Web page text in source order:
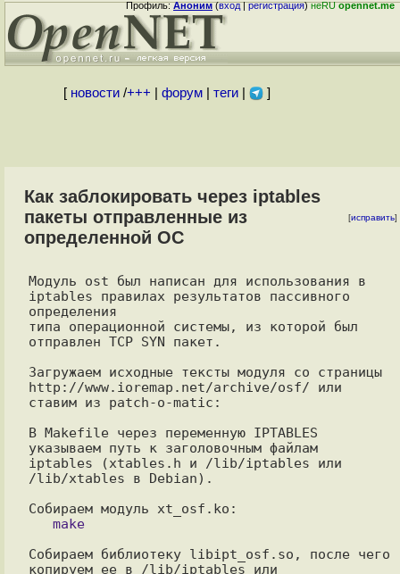
Профиль:Аноним(вход|регистрация)неRUopennet.me
[ новости/+++ форум| теги| ]
Как заблокировать через iptables
пакеты отправленные из
определенной ОС
[исправить]
Модуль ost был написан для использования в
iptables правилах результатов пассивного
определения
типа операционной системы, из которой был
отправлен TCP SYN пакет.
Загружаем исходные тексты модуля со страницы
http://www.ioremap.net/archive/osf/ или
ставим из patch-o-matic:
В Makefile через переменную IPTABLES
указываем путь к заголовочным файлам
iptables (xtables.h и /lib/iptables или
/lib/xtables в Debian).
Собираем библиотеку libipt_osf.so, после чего
копируем ее в /lib/iptables или